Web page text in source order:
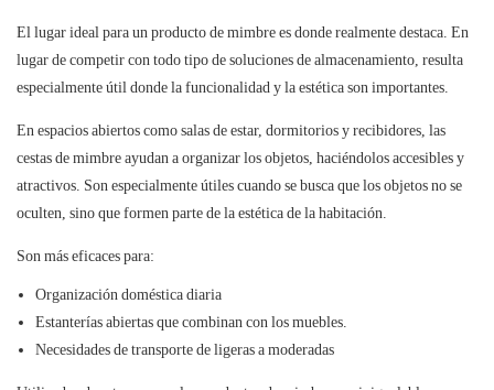
El lugar ideal para un producto de mimbre es donde realmente destaca. En
lugar de competir con todo tipo de soluciones de almacenamiento, resulta
especialmente útil donde la funcionalidad y la estética son importantes.
En espacios abiertos como salas de estar, dormitorios y recibidores, las
cestas de mimbre ayudan a organizar los objetos, haciéndolos accesibles y
atractivos. Son especialmente útiles cuando se busca que los objetos no se
oculten, sino que formen parte de la estética de la habitación.
Son más eficaces para:
Organización doméstica diaria
Estanterías abiertas que combinan con los muebles.
Necesidades de transporte de ligeras a moderadas